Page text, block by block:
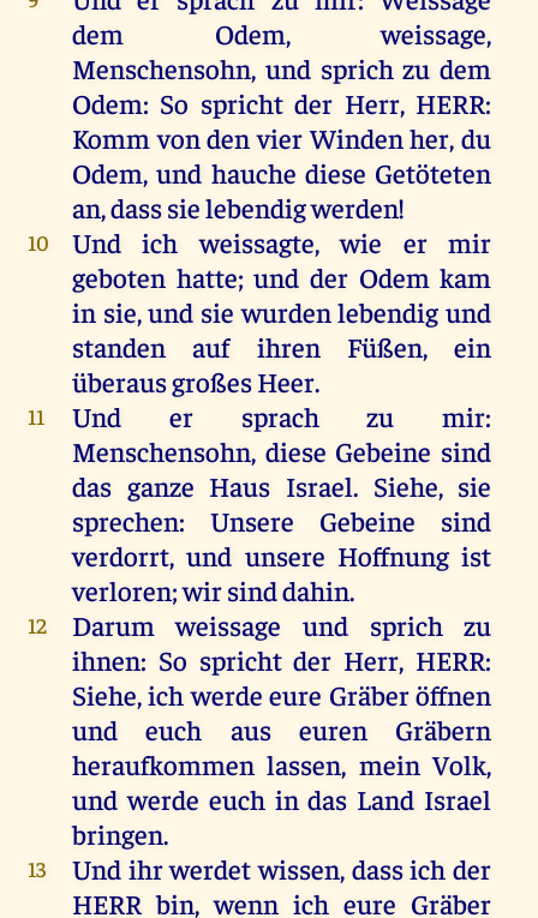
dem
Odem,weissage,
Menschensohn, und sprich zu dem
Odem: So spricht der Herr, HERR:
Komm vonden vierWindenher,du
Odem,und hauche diese Getöteten
an, dasssielebendigwerden!
10 Und ich weissagte,wie er
mir
geboten hatte;und der Odem kam
in sie,und sie wurdenlebendig und
standen
auf ihren Füßen,ein
überausgroßesHeer.
11 Und er sprach zu mir:
Menschensohn, diese Gebeine sind
das ganze Haus Israel. Siehe, sie
sprechen: Unsere Gebeine
sind
verdorrt,und unsere Hoffnung ist
verloren;wirsinddahin.
12 Darum weissage und sprich
zu
ihnen: So spricht der Herr, HERR:
Siehe,ichwerde eure Gräberöffnen
und
euch aus euren
Gräbern
heraufkommen lassen, mein Volk,
und werde euch in das Land Israel
bringen.
13 Und ihrwerdet wissen, dassich der
HERR bin,wenn ich eure Gräber